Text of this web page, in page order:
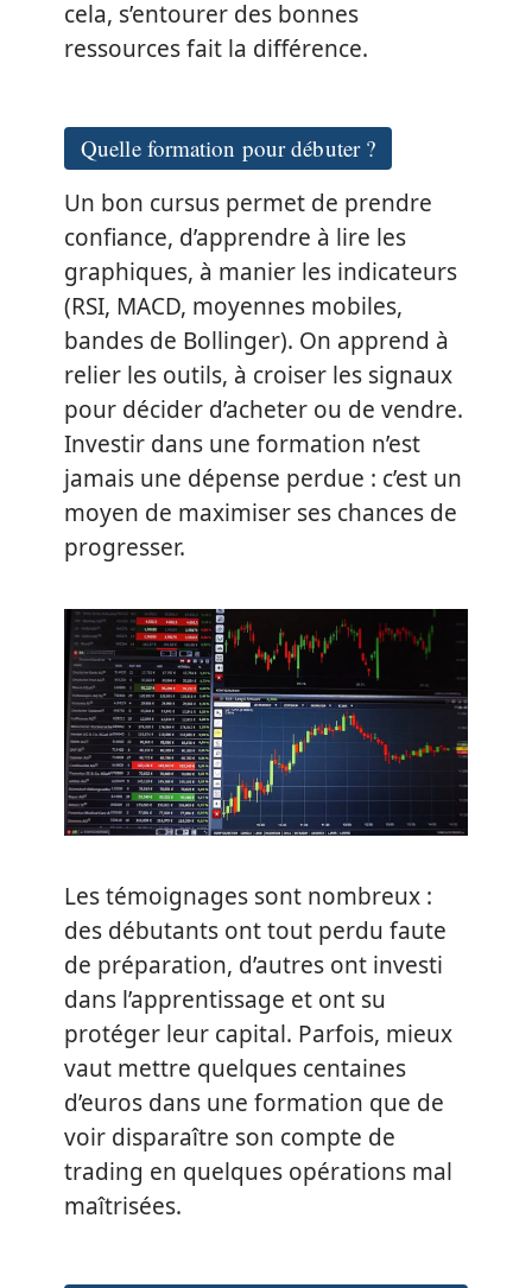
cela, s’entourer des bonnes
ressources fait la différence.
Quelle formation pour débuter ?
Un bon cursus permet de prendre
confiance, d’apprendre à lire les
graphiques, à manier les indicateurs
(RSI, MACD, moyennes mobiles,
bandes de Bollinger). On apprend à
relier les outils, à croiser les signaux
pour décider d’acheter ou de vendre.
Investir dans une formation n’est
jamais une dépense perdue : c’est un
moyen de maximiser ses chances de
progresser.
Les témoignages sont nombreux :
des débutants ont tout perdu faute
de préparation, d’autres ont investi
dans l’apprentissage et ont su
protéger leur capital. Parfois, mieux
vaut mettre quelques centaines
d’euros dans une formation que de
voir disparaître son compte de
trading en quelques opérations mal
maîtrisées.